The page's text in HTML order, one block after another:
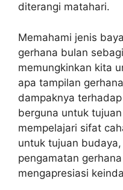
diterangi matahari.
Memahami jenis
gerhana bulan
memungkinkan kita
apa tampilan
dampaknya
berguna untuk
mempelajari sifat
untuk tujuan
pengamatan
mengapresiasi